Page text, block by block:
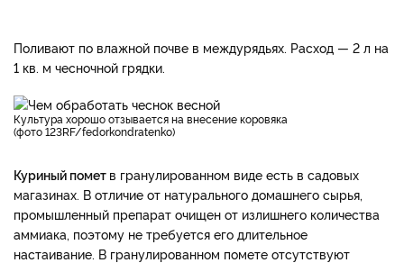
Поливают по влажной почве в междурядьях. Расход — 2 л на
1 кв. м чесночной грядки.
Культура хорошо отзывается на внесение коровяка
(фото123RF/fedorkondratenko)
Куриный помет в гранулированном виде есть в садовых
магазинах. В отличие от натурального домашнего сырья,
промышленный препарат очищен от излишнего количества
аммиака, поэтому не требуется его длительное
настаивание. В гранулированном помете отсутствуют